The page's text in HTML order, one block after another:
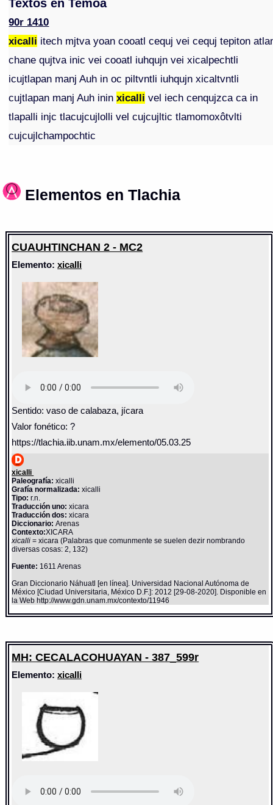
Textos en Temoa
90r 1410
xicalli itech mjtva yoan cooatl cequj vei cequj tepiton
chane qujtva inic vei cooatl iuhqujn vei xicalpechtli
icujtlapan manj Auh in oc piltvntli iuhqujn xicaltvntli
cujtlapan manj Auh ininxicalli vel iech cenqujzca ca in
tlapalli injc tlacujcujlolli vel cujcujltic tlamomoxôtvlti
cujcujlchampochtic
Elementos en Tlachia
CUAUHTINCHAN 2 - MC2
Elemento:xicalli
Sentido: vaso de calabaza, jícara
Valor fonético: ?
https://tlachia.iib.unam.mx/elemento/05.03.25
xicalli
Paleografía: xicalli
Grafía normalizada: xicalli
Tipo: r.n.
Traducción uno: xicara
Traducción dos: xicara
Diccionario:Arenas
Contexto:XICARA
xicalli= xicara (Palabras que comunmente se suelen dezir nombrando
diversas cosas: 2, 132)
Fuente: 1611 Arenas
Gran Diccionario Náhuatl [en línea]. Universidad Nacional Autónoma de
México [Ciudad Universitaria, México D.F.]: 2012 [29-08-2020]. Disponible en
la Web http://www.gdn.unam.mx/contexto/11946
MH: CECALACOHUAYAN - 387_599r
Elemento:xicalli